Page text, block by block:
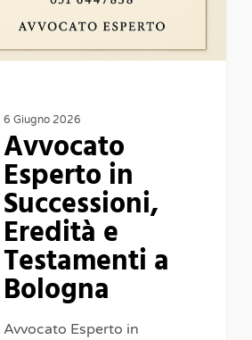
6 Giugno 2026
Avvocato
Esperto in
Successioni,
Eredità e
Testamenti a
Bologna
Avvocato Esperto in